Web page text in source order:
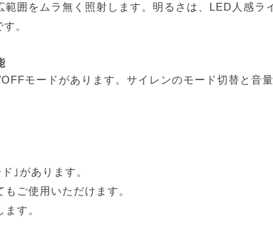
囲をムラ無く照射します。明るさは、LED人感ラ
。
モードがあります。サイレンのモード切替と音量
｣があります。
ご使用いただけます。
す。